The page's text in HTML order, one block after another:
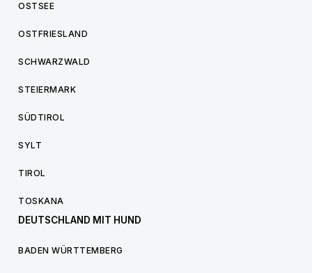
OSTSEE
OSTFRIESLAND
SCHWARZWALD
STEIERMARK
SÜDTIROL
SYLT
TIROL
TOSKANA
DEUTSCHLAND MIT HUND
BADEN WÜRTTEMBERG